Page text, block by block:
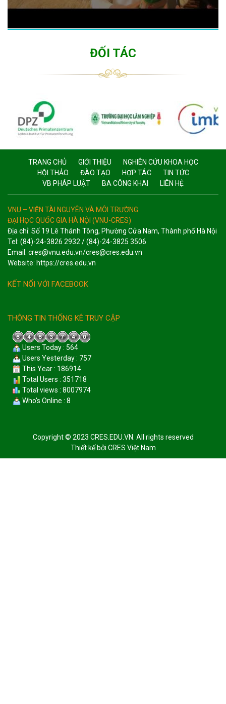
ĐỐI TÁC
TRANG CHỦ GIỚI THIỆU
NGHIÊN CỨU KHOA HỌC
HỘI THẢO
ĐÀO TẠO HỢP TÁC
TIN TỨC
VB PHÁP LUẬT
BA CÔNG KHAI LIÊN HỆ
VNU – VIỆN TÀI NGUYÊN VÀ MÔI TRƯỜNG
ĐẠI HỌC QUỐC GIA HÀ NỘI (VNU-CRES)
Địa chỉ: Số 19 Lê Thánh Tông, Phường Cửa Nam, Thành phố Hà Nội
Tel: (84)-24-3826 2932 / (84)-24-3825 3506
Email: cres@vnu.edu.vn/cres@cres.edu.vn
Website: https://cres.edu.vn
KẾT NỐI VỚI FACEBOOK
THÔNG TIN THỐNG KÊ TRUY CẬP
Users Today : 564
Users Yesterday : 757
This Year : 186914
Total Users : 351718
Total views : 8007974
Who's Online : 8
Copyright © 2023 CRES.EDU.VN. All rights reserved
Thiết kế bởi CRES Việt Nam